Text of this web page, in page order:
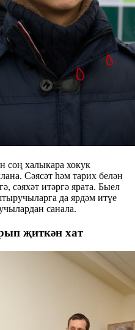
соң халыкара хокук
Сәясәт һәм тарих белән
сәяхәт итәргә ярата. Быел
да ярдәм итүе
санала.
җиткән хат